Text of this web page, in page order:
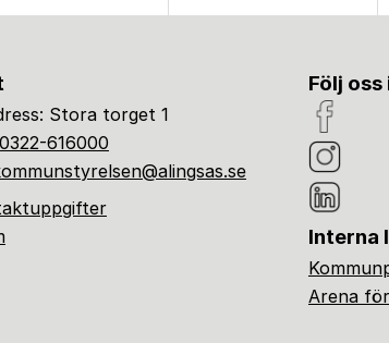
Stora torget 1
0322-616000
Följ
Interna
Arena